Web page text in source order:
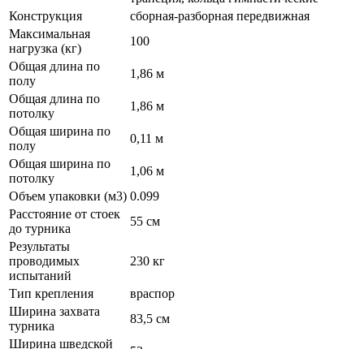
Конструкция
сборная-разборная передвижная
Максимальная
нагрузка (кг)
100
Общая длина по
полу
1,86 м
Общая длина по
потолку
1,86 м
Общая ширина по
полу
0,11 м
Общая ширина по
потолку
1,06 м
Объем упаковки (м3) 0.099
Расстояние от стоек
до турника
55 см
Результаты
проводимых
испытаний
230 кг
Тип крепления
враспор
Ширина захвата
турника
83,5 см
Ширина шведской